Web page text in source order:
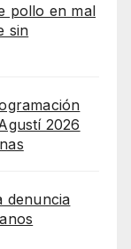
pollo en mal
sin
2026
denuncia